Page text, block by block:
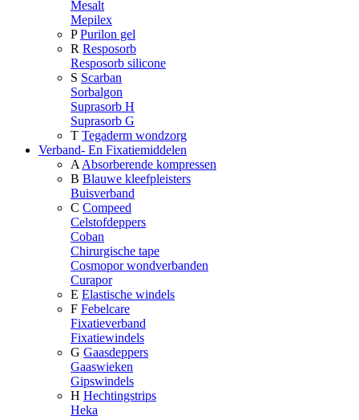
Mesalt
Mepilex
P Purilon gel
R Resposorb
Resposorb silicone
S Scarban
Sorbalgon
Suprasorb H
Suprasorb G
T Tegaderm wondzorg
Verband- En Fixatiemiddelen
A Absorberende kompressen
B Blauwe kleefpleisters
Buisverband
C Compeed
Celstofdeppers
Coban
Chirurgische tape
Cosmopor wondverbanden
Curapor
E Elastische windels
F Febelcare
Fixatieverband
Fixatiewindels
G Gaasdeppers
Gaaswieken
Gipswindels
H Hechtingstrips
Heka